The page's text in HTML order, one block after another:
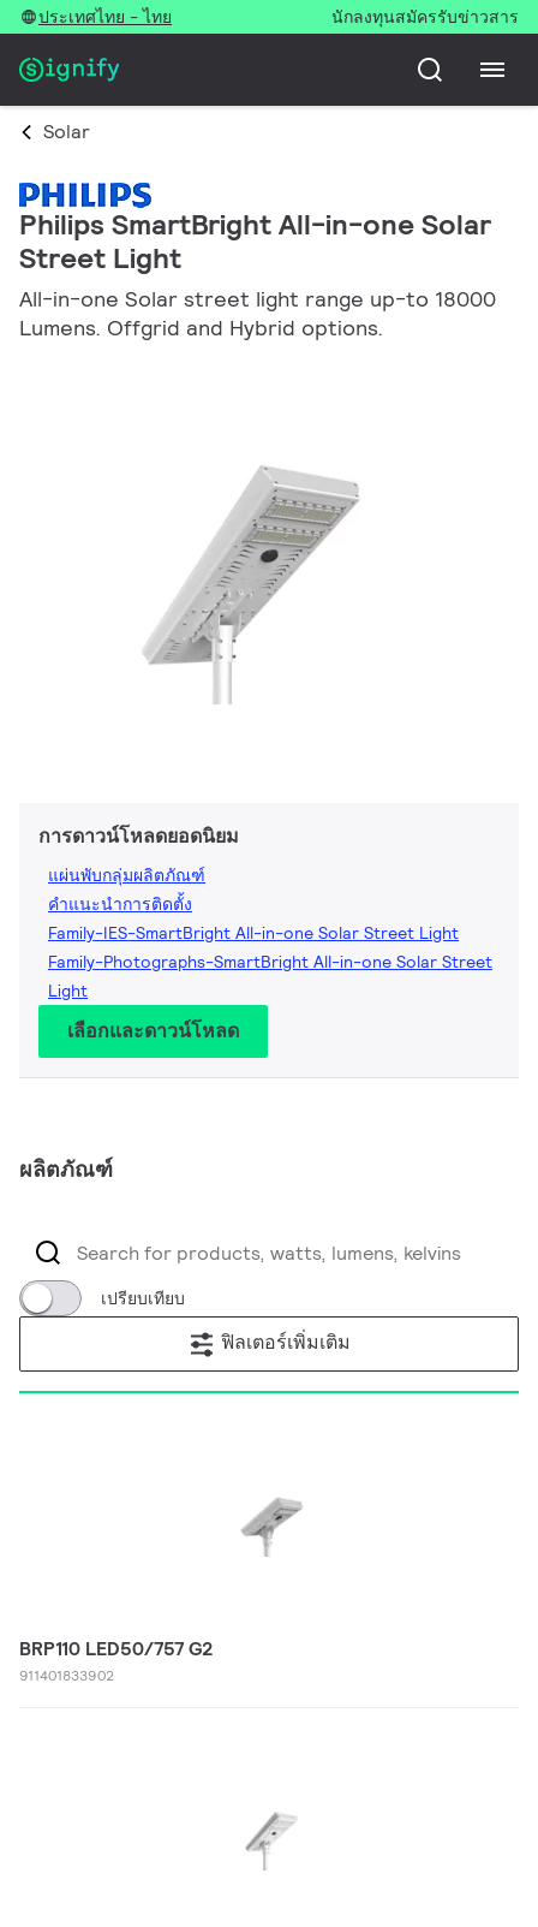
ประเทศไทย - ไทย นักลงทุนสมัครรับข่าวสาร
Solar
Philips SmartBright All-in-one Solar
Street Light
All-in-one Solar street light range up-to 18000
Lumens. Offgrid and Hybrid options.
การดาวน์โหลดยอดนิยม
แผ่นพับกลุ่มผลิตภัณฑ์
คำแนะนำการติดตั้ง
Family-IES-SmartBright All-in-one Solar Street Light
Family-Photographs-SmartBright All-in-one Solar Street
Light
เลือกและดาวน์โหลด
ผลิตภัณฑ์
เปรียบเทียบ
ฟิลเตอร์เพิ่มเติม
BRP110 LED50/757 G2
911401833902